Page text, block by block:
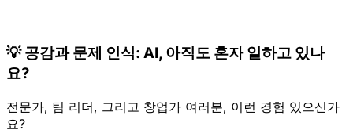
💡 공감과 문제 인식: AI, 아직도 혼자 일하고 있나
요?
전문가, 팀 리더, 그리고 창업가 여러분, 이런 경험 있으신가
요?